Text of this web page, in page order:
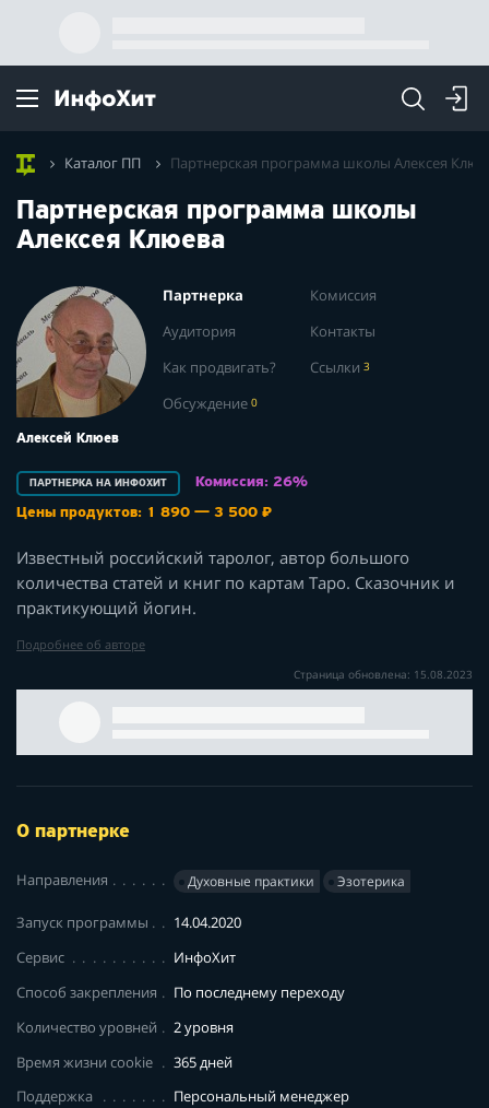
Каталог ПП Партнерская программа школы Алексея
Партнерская программа школы
Алексея Клюева
Алексей Клюев
Партнерка
Комиссия
Аудитория
Контакты
Как продвигать?
Ссылки 3
Обсуждение0
ПАРТНЕРКА НА ИНФОХИТ
Комиссия: 26%
Цены продуктов: 1 890 — 3 500 ₽
Известный российский таролог, автор большого
количества статей и книг по картам Таро. Сказочник и
практикующий йогин.
Подробнее об авторе
Страница обновлена: 15.08.2023
О партнерке
Направления Духовные практики Эзотерика
Запуск программы
14.04.2020
Сервис
ИнфоХит
Способ закрепления
По последнему переходу
Количество уровней
2 уровня
Время жизни cookie
365 дней
Поддержка
Персональный менеджер